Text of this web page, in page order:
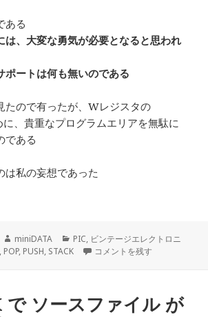
ある
は、大変な勇気が必要となると思われ
ポートは何も無いのである
たので有ったが、Wレジスタの
に、貴重なプログラムエリアを無駄に
である
は私の妄想であった
作
成
miniDATA
カ
テ
PIC, ビンテージエレクトロニ
, POP, PUSH, STACK PIC 16F88のPUSH POPにつ
コメントを残す
ソースファイル が